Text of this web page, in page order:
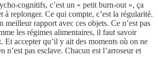
cognitifs, c’est un « petit burn-out », ça
à replonger. Ce qui compte, c’est la régularité.
rapport avec ces objets. Ce n’est pas
les régimes alimentaires, il faut savoir
Et accepter qu’il y ait des moments où on ne
n’est pas esclave. Chacun est l’arroseur et